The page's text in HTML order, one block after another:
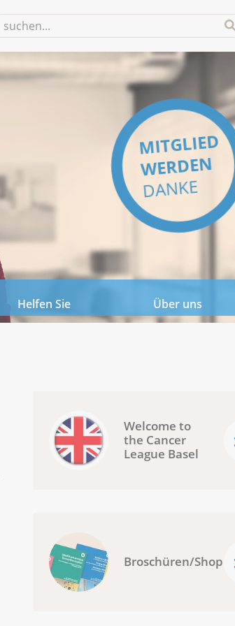
MITGLIED
WERDEN
DANKE
Helfen Sie Über uns
Welcome to
the Cancer
League Basel
Broschüren/Shop